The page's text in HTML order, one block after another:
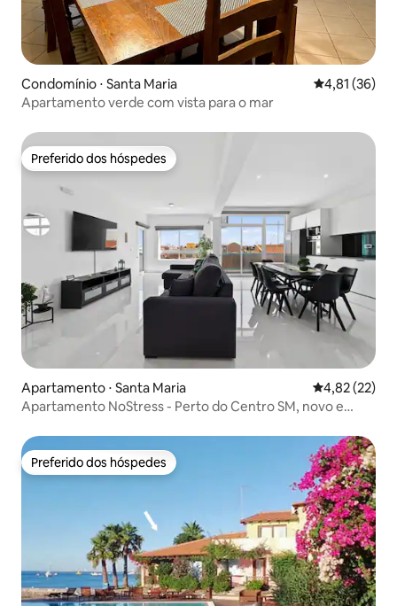
Condomínio ⋅ Santa Maria 4,81 de uma
4,81 (36)
Apartamento verde com vista para o mar
Preferido dos hóspedes
Preferido dos hóspedes
Apartamento ⋅ Santa Maria 4,82 de uma
4,82 (22)
Apartamento NoStress - Perto do Centro SM, novo e
Preferido dos hóspedes
Preferido dos hóspedes